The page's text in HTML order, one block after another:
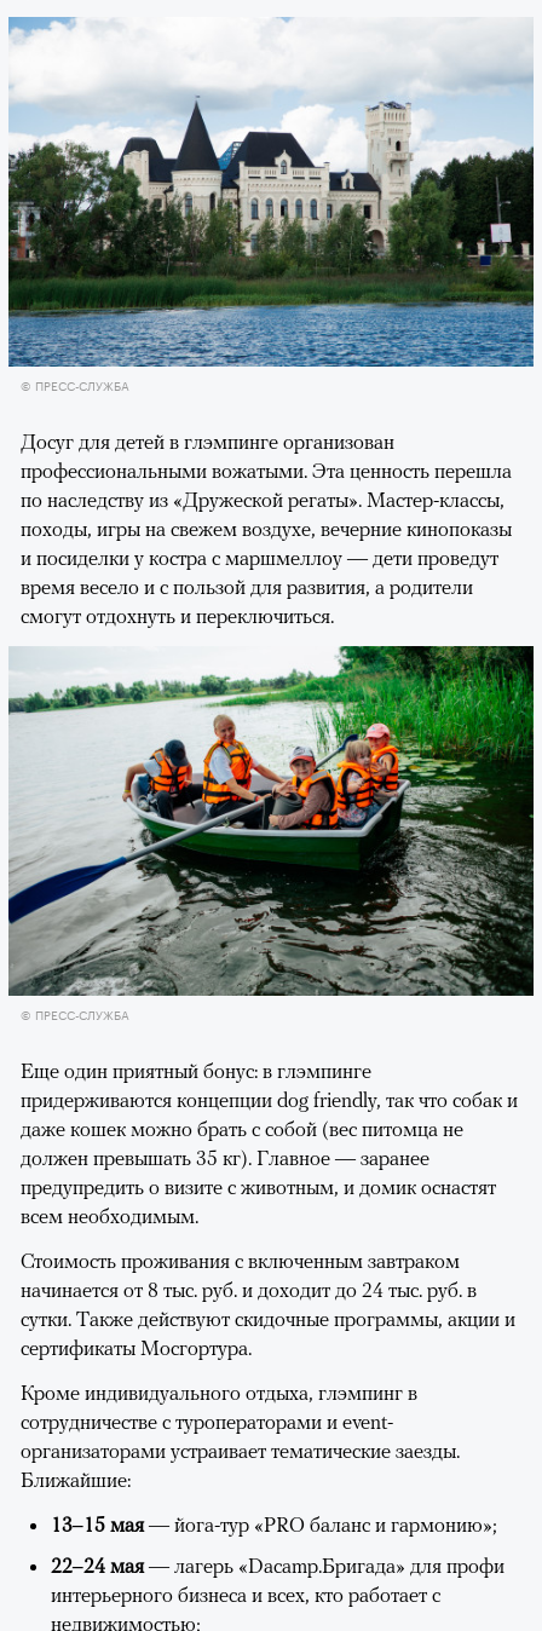
© ПРЕСС-СЛУЖБА
Досуг для детей в глэмпинге организован
профессиональными вожатыми. Эта ценность перешла
по наследству из «Дружеской регаты». Мастер-классы,
походы, игры на свежем воздухе, вечерние кинопоказы
и посиделки у костра с маршмеллоу — дети проведут
время весело и с пользой для развития, а родители
смогут отдохнуть и переключиться.
© ПРЕСС-СЛУЖБА
Еще один приятный бонус: в глэмпинге
придерживаются концепции dog friendly, так что собак и
даже кошек можно брать с собой (вес питомца не
должен превышать 35 кг). Главное — заранее
предупредить о визите с животным, и домик оснастят
всем необходимым.
Стоимость проживания с включенным завтраком
начинается от 8 тыс. руб. и доходит до 24 тыс. руб. в
сутки. Также действуют скидочные программы, акции и
сертификаты Мосгортура.
Кроме индивидуального отдыха, глэмпинг в
сотрудничестве с туроператорами и event-
организаторами устраивает тематические заезды.
Ближайшие:
13–15 мая— йога-тур «PRO баланс и гармонию»;
22–24 мая— лагерь «Dacamp.Бригада» для профи
интерьерного бизнеса и всех, кто работает с
недвижимостью;